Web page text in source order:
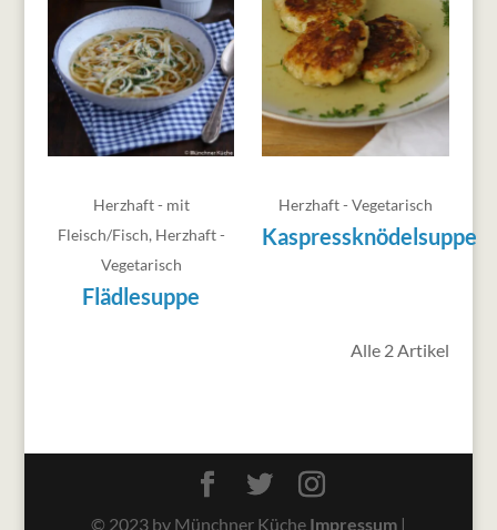
Herzhaft - mit
Fleisch/Fisch, Herzhaft -
Vegetarisch
Flädlesuppe
Herzhaft - Vegetarisch
Kaspressknödelsuppe
Alle 2 Artikel
© 2023 by Münchner Küche Impressum|